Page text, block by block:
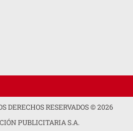
DERECHOS RESERVADOS ©2026
PUBLICITARIA S.A.